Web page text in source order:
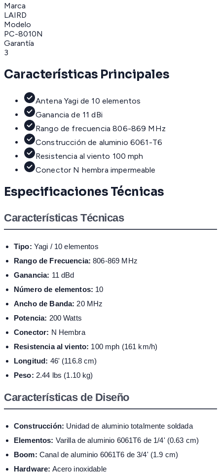
Marca
LAIRD
Modelo
PC-8010N
Garantía
3
Características Principales
Antena Yagi de 10 elementos
Ganancia de 11 dBi
Rango de frecuencia 806-869 MHz
Construcción de aluminio 6061-T6
Resistencia al viento 100 mph
Conector N hembra impermeable
Especificaciones Técnicas
Características Técnicas
Tipo: Yagi / 10 elementos
Rango de Frecuencia: 806-869 MHz
Ganancia: 11 dBd
Número de elementos: 10
Ancho de Banda: 20 MHz
Potencia: 200 Watts
Conector: N Hembra
Resistencia al viento: 100 mph (161 km/h)
Longitud: 46' (116.8 cm)
Peso: 2.44 lbs (1.10 kg)
Características de Diseño
Construcción: Unidad de aluminio totalmente soldada
Elementos: Varilla de aluminio 6061T6 de 1/4' (0.63 cm)
Boom: Canal de aluminio 6061T6 de 3/4' (1.9 cm)
Hardware: Acero inoxidable